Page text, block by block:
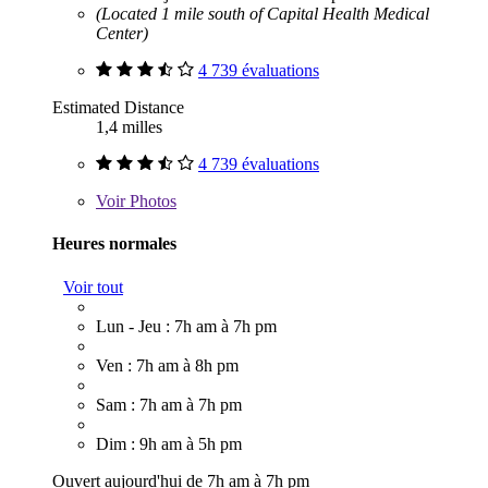
(Located 1 mile south of Capital Health Medical
Center)
4 739 évaluations
Estimated Distance
1,4 milles
4 739 évaluations
VoirPhotos
Heures normales
Voir tout
Lun - Jeu : 7h am à 7h pm
Ven : 7h am à 8h pm
Sam : 7h am à 7h pm
Dim : 9h am à 5h pm
Ouvert aujourd'hui de 7h am à 7h pm